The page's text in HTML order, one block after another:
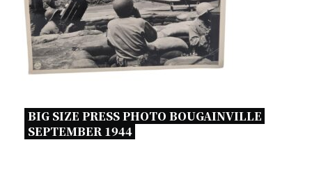
BIG SIZE PRESS PHOTO BOUGAINVILLE
SEPTEMBER 1944